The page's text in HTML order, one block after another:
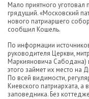
Мало приятного уготовал
грядущий. «Московский
нового патриаршего
сообщил Кошель.
По информации
руководителя Церкви,
Маркияновича Сабодана)
этого займет их место на
По всей видимости,
Киевского патриархата, а
заповедника. Без